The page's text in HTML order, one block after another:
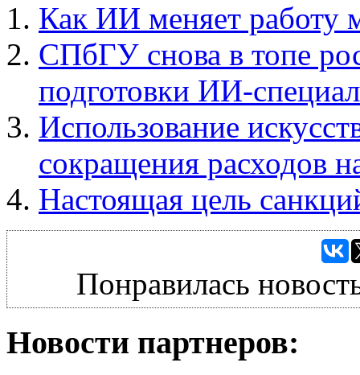
Как ИИ меняет работу
СПбГУ снова в топе
подготовки ИИ-
Использование
сокращения расходов
Настоящая цель
Понравилась
Новости партнеров: